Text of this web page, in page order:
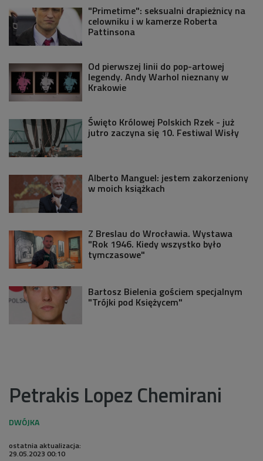
"Primetime": seksualni drapieżnicy na
celowniku i w kamerze Roberta
Pattinsona
Od pierwszej linii do pop-artowej
legendy. Andy Warhol nieznany w
Krakowie
Święto Królowej Polskich Rzek - już
jutro zaczyna się 10. Festiwal Wisły
Alberto Manguel: jestem zakorzeniony
w moich książkach
Z Breslau do Wrocławia. Wystawa
"Rok 1946. Kiedy wszystko było
tymczasowe"
Bartosz Bielenia gościem specjalnym
"Trójki pod Księżycem"
Petrakis Lopez Chemirani
ostatnia aktualizacja:
29.05.2023 00:10